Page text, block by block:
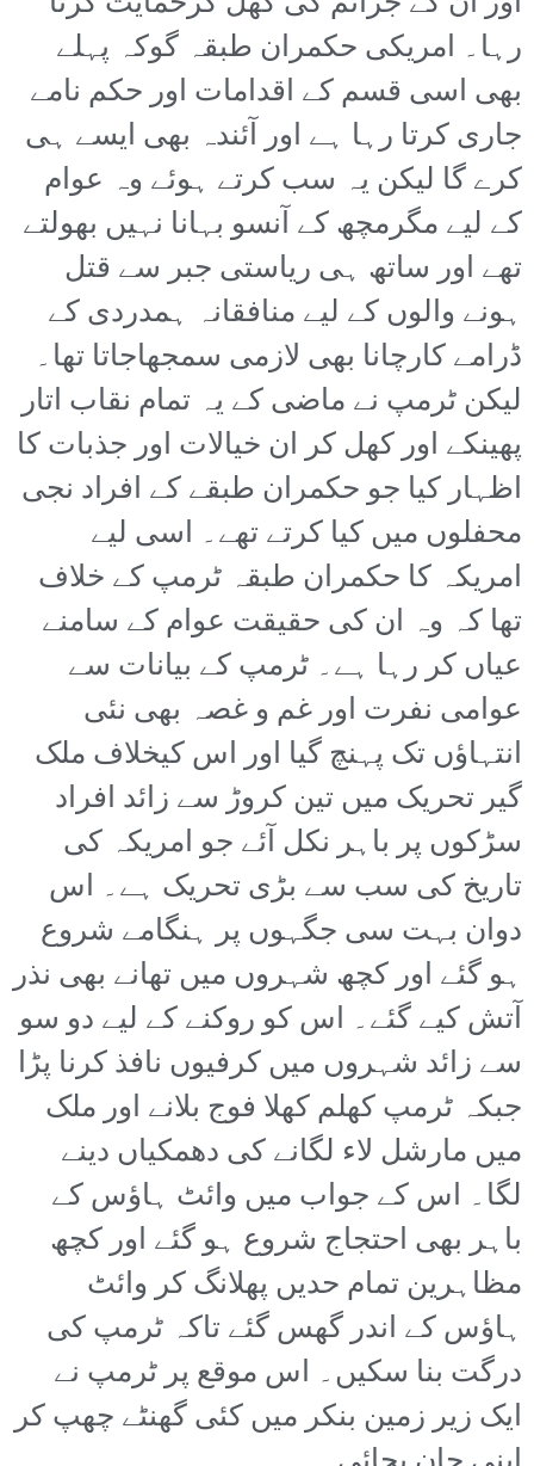
رہا۔ امریکی حکمران طبقہ گوکہ پہلے
بھی اسی قسم کے اقدامات اور حکم نامے
جاری کرتا رہا ہے اور آئندہ بھی ایسے ہی
کرے گا لیکن یہ سب کرتے ہوئے وہ عوام
کے لیے مگرمچھ کے آنسو بہانا نہیں بھولتے
تھے اور ساتھ ہی ریاستی جبر سے قتل
ہونے والوں کے لیے منافقانہ ہمدردی کے
ڈرامے کارچانا بھی لازمی سمجھاجاتا تھا۔
لیکن ٹرمپ نے ماضی کے یہ تمام نقاب اتار
پھینکے اور کھل کر ان خیالات اور جذبات کا
اظہار کیا جو حکمران طبقے کے افراد نجی
محفلوں میں کیا کرتے تھے۔ اسی لیے
امریکہ کا حکمران طبقہ ٹرمپ کے خلاف
تھا کہ وہ ان کی حقیقت عوام کے سامنے
عیاں کر رہا ہے۔ ٹرمپ کے بیانات سے
عوامی نفرت اور غم و غصہ بھی نئی
انتہاؤں تک پہنچ گیا اور اس کیخلاف ملک
گیر تحریک میں تین کروڑ سے زائد افراد
سڑکوں پر باہر نکل آئے جو امریکہ کی
تاریخ کی سب سے بڑی تحریک ہے۔ اس
دوان بہت سی جگہوں پر ہنگامے شروع
ہو گئے اور کچھ شہروں میں تھانے بھی نذر
آتش کیے گئے۔ اس کو روکنے کے لیے دو سو
سے زائد شہروں میں کرفیوں نافذ کرنا پڑا
جبکہ ٹرمپ کھلم کھلا فوج بلانے اور ملک
میں مارشل لاء لگانے کی دھمکیاں دینے
لگا۔ اس کے جواب میں وائٹ ہاؤس کے
باہر بھی احتجاج شروع ہو گئے اور کچھ
مظاہرین تمام حدیں پھلانگ کر وائٹ
ہاؤس کے اندر گھس گئے تاکہ ٹرمپ کی
درگت بنا سکیں۔ اس موقع پر ٹرمپ نے
ایک زیر زمین بنکر میں کئی گھنٹے چھپ کر